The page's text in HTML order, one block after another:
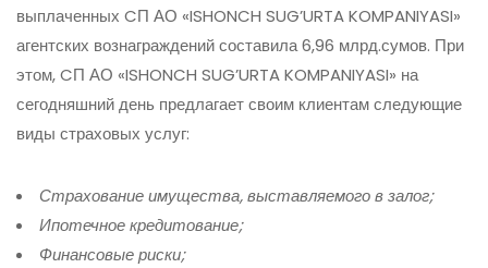
выплаченных CП АО «ISHONCH SUG’URTA KOMPANIYASI»
агентских вознаграждений составила 6,96 млрд.сумов. При
этом, CП АО «ISHONCH SUG’URTA KOMPANIYASI» на
сегодняшний день предлагает своим клиентам следующие
виды страховых услуг:
Страхование имущества, выставляемого в залог;
Ипотечное кредитование;
Финансовые риски;